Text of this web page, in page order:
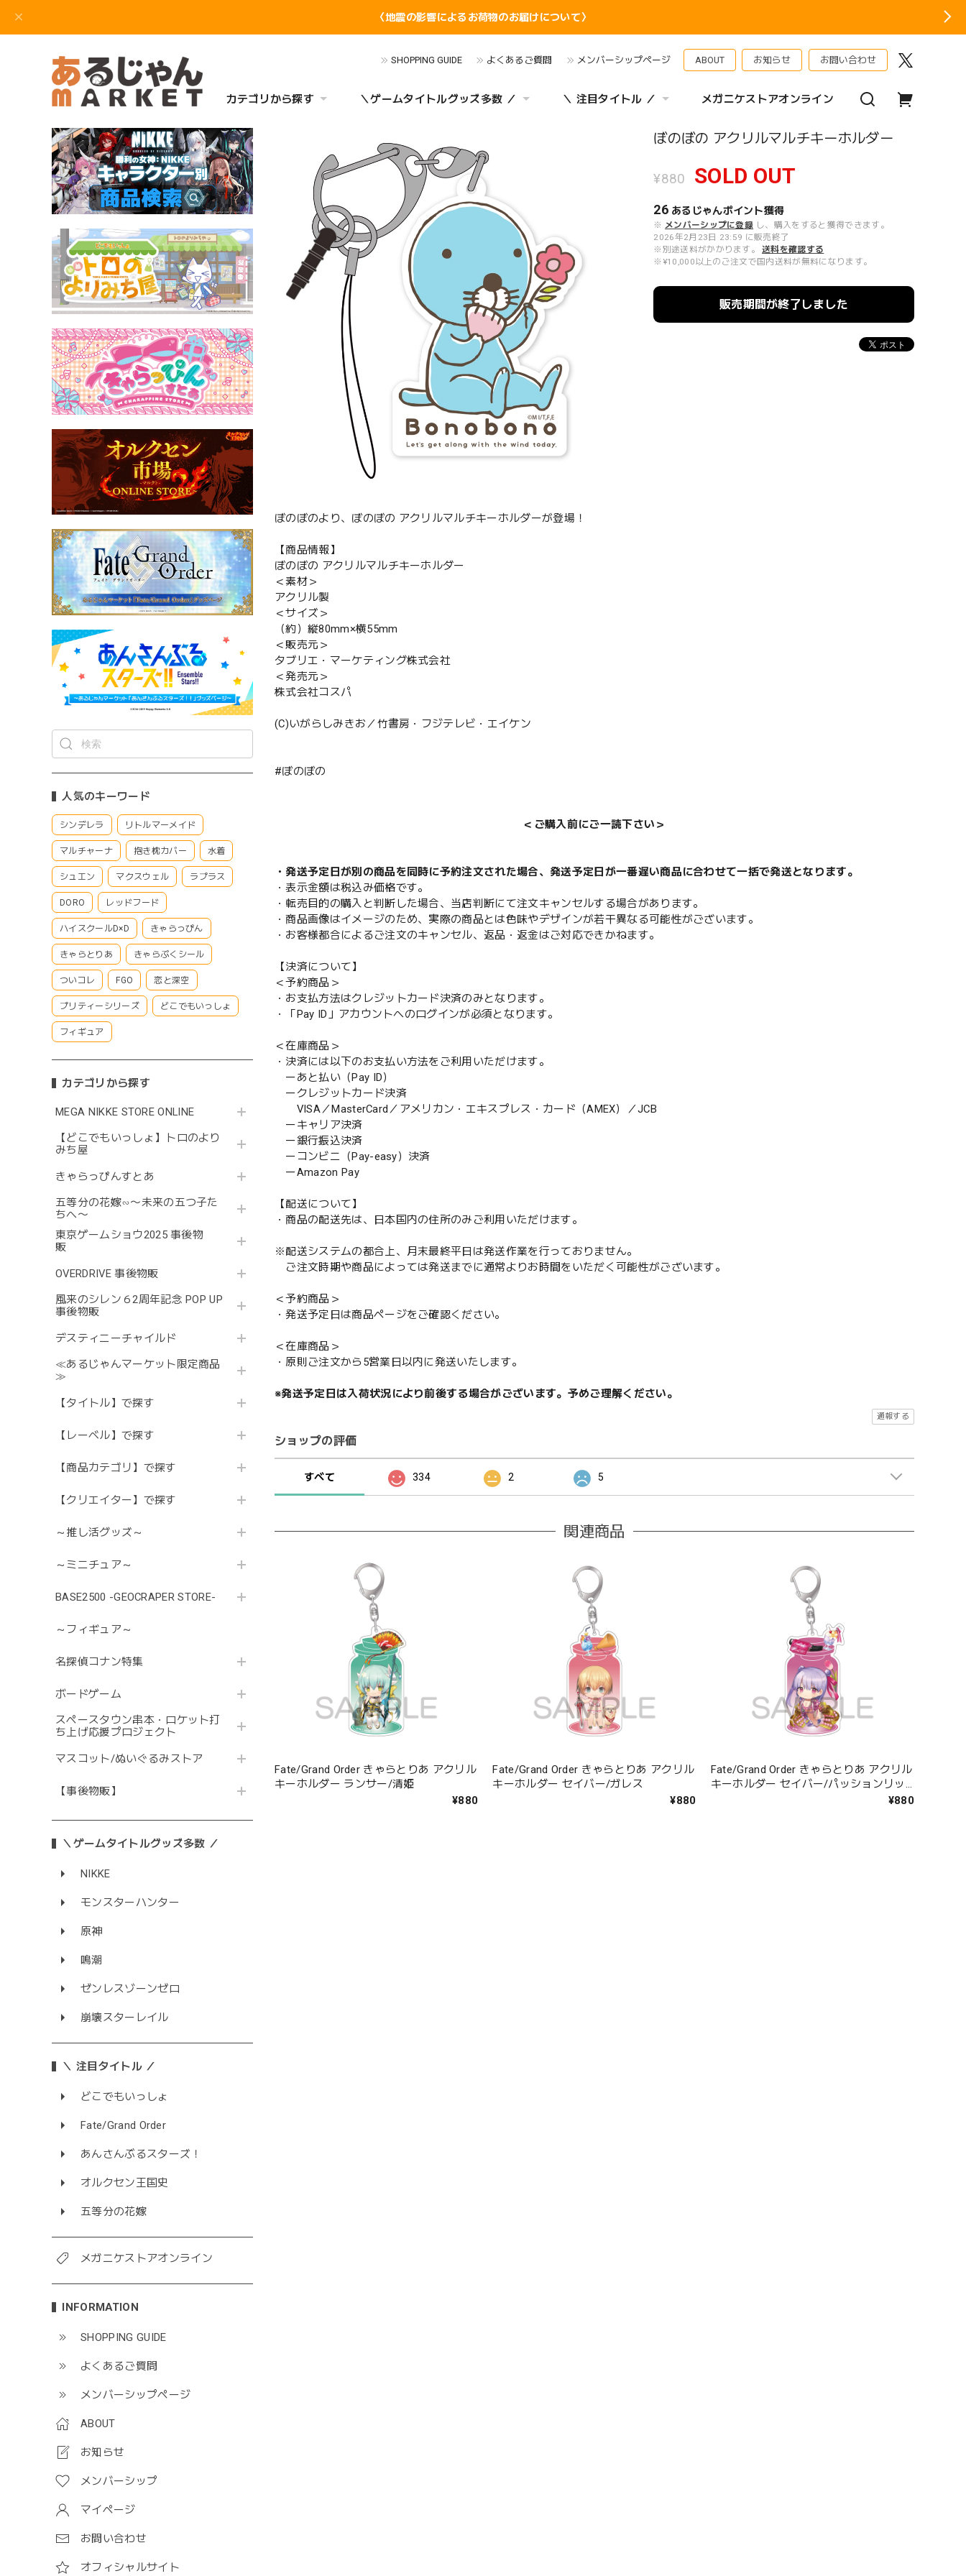
〈地震の影響によるお荷物のお届けについて〉
SHOPPING GUIDE よくあるご質問 メンバーシップページ ABOUT お知らせ お問い合わせ
カテゴリから探す ＼ゲームタイトルグッズ多数 ／ ＼ 注目タイトル ／ メガニケストアオンライン
人気のキーワード
シンデレラ リトルマーメイド
マルチャーナ 抱き枕カバー 水着
シュエン マクスウェル ラプラス
DORO レッドフード
ハイスクールD×D きゃらっぴん
きゃらとりあ きゃらぷくシール
ついコレ FGO 恋と深空
プリティーシリーズ どこでもいっしょ
フィギュア
カテゴリから探す
MEGA NIKKE STORE ONLINE
【どこでもいっしょ】トロのより
みち屋
きゃらっぴんすとあ
五等分の花嫁∽〜未来の五つ子た
ちへ〜
東京ゲームショウ2025 事後物
販
OVERDRIVE 事後物販
風来のシレン６2周年記念 POP UP
事後物販
デスティニーチャイルド
≪あるじゃんマーケット限定商品
≫
【タイトル】で探す
【レーベル】で探す
【商品カテゴリ】で探す
【クリエイター】で探す
～推し活グッズ～
～ミニチュア～
BASE2500 -GEOCRAPER STORE-
～フィギュア～
名探偵コナン特集
ボードゲーム
スペースタウン串本・ロケット打
ち上げ応援プロジェクト
マスコット/ぬいぐるみストア
【事後物販】
＼ゲームタイトルグッズ多数 ／
NIKKE
モンスターハンター
原神
鳴潮
ゼンレスゾーンゼロ
崩壊スターレイル
＼ 注目タイトル ／
どこでもいっしょ
Fate/Grand Order
あんさんぶるスターズ！
オルクセン王国史
五等分の花嫁
メガニケストアオンライン
INFORMATION
SHOPPING GUIDE
よくあるご質問
メンバーシップページ
ABOUT
お知らせ
メンバーシップ
マイページ
お問い合わせ
オフィシャルサイト
ぼのぼの アクリルマルチキーホルダー
¥880 SOLD OUT
26 あるじゃんポイント獲得
※ メンバーシップに登録 し、購入をすると獲得できます。
2026年2月23日 23:59 に販売終了
※別途送料がかかります。
送料を確認する
※¥10,000以上のご注文で国内送料が無料になります。
販売期間が終了しました
ぼのぼのより、ぼのぼの アクリルマルチキーホルダーが登場！
【商品情報】
ぼのぼの アクリルマルチキーホルダー
＜素材＞
アクリル製
＜サイズ＞
（約）縦80mm×横55mm
＜販売元＞
タブリエ・マーケティング株式会社
＜発売元＞
株式会社コスパ
(C)いがらしみきお／竹書房・フジテレビ・エイケン
#ぼのぼの
＜ご購入前にご一読下さい＞
・発送予定日が別の商品を同時に予約注文された場合、発送予定日が一番遅い商品に合わせて一括で発送となります。
・表示金額は税込み価格です。
・転売目的の購入と判断した場合、当店判断にて注文キャンセルする場合があります。
・商品画像はイメージのため、実際の商品とは色味やデザインが若干異なる可能性がございます。
・お客様都合によるご注文のキャンセル、返品・返金はご対応できかねます。
【決済について】
＜予約商品＞
・お支払方法はクレジットカード決済のみとなります。
・「Pay ID」アカウントへのログインが必須となります。
＜在庫商品＞
・決済には以下のお支払い方法をご利用いただけます。
ーあと払い（Pay ID）
ークレジットカード決済
VISA／MasterCard／アメリカン・エキスプレス・カード（AMEX）／JCB
ーキャリア決済
ー銀行振込決済
ーコンビニ（Pay-easy）決済
ーAmazon Pay
【配送について】
・商品の配送先は、日本国内の住所のみご利用いただけます。
※配送システムの都合上、月末最終平日は発送作業を行っておりません。
ご注文時期や商品によっては発送までに通常よりお時間をいただく可能性がございます。
＜予約商品＞
・発送予定日は商品ページをご確認ください。
＜在庫商品＞
・原則ご注文から5営業日以内に発送いたします。
※発送予定日は入荷状況により前後する場合がございます。予めご理解ください。
通報する
ショップの評価
すべて 334 2 5
関連商品
Fate/Grand Order きゃらとりあ アクリル
キーホルダー ランサー/清姫
¥880
Fate/Grand Order きゃらとりあ アクリル
キーホルダー セイバー/ガレス
¥880
Fate/Grand Order きゃらとりあ アクリル
キーホルダー セイバー/パッションリッ
¥880